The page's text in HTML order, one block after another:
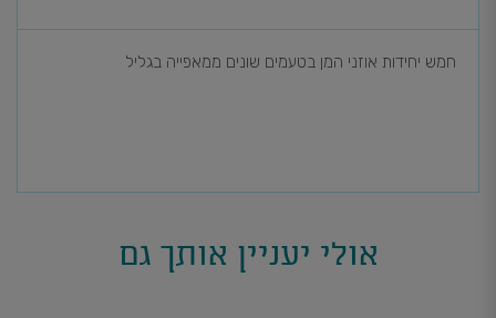
חמש יחידות אוזני המן בטעמים שונים ממאפייה בגליל
אולי יעניין אותך גם